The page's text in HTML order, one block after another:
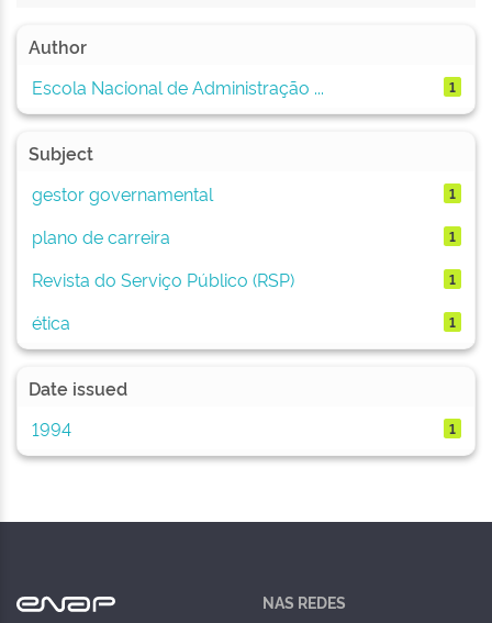
Author
Escola Nacional de Administração ...
1
Subject
gestor governamental
1
plano de carreira 1
Revista do Serviço Público (RSP) 1
ética 1
Date issued
1994
1
NAS REDES